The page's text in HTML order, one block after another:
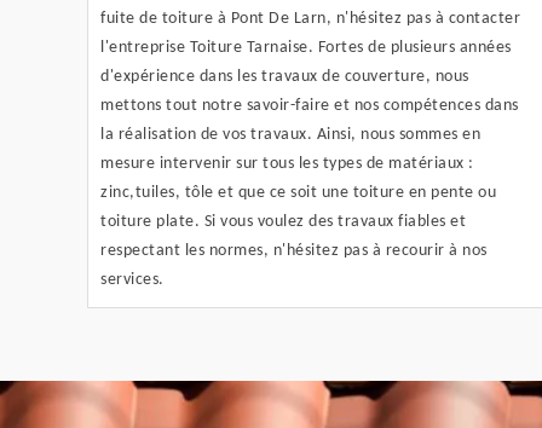
fuite de toiture à Pont De Larn, n'hésitez pas à contacter
l'entreprise Toiture Tarnaise. Fortes de plusieurs années
d'expérience dans les travaux de couverture, nous
mettons tout notre savoir-faire et nos compétences dans
la réalisation de vos travaux. Ainsi, nous sommes en
mesure intervenir sur tous les types de matériaux :
zinc,tuiles, tôle et que ce soit une toiture en pente ou
toiture plate. Si vous voulez des travaux fiables et
respectant les normes, n'hésitez pas à recourir à nos
services.